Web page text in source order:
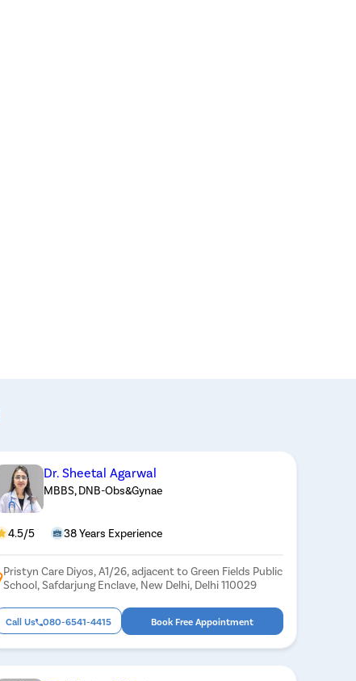
Dr. Sheetal Agarwal
MBBS, DNB-Obs&Gynae
4.5/5 38 Years Experience
Pristyn Care Diyos, A1/26, adjacent to Green Fields Public
School, Safdarjung Enclave, New Delhi, Delhi 110029
Call Us 080-6541-4415 Book Free Appointment